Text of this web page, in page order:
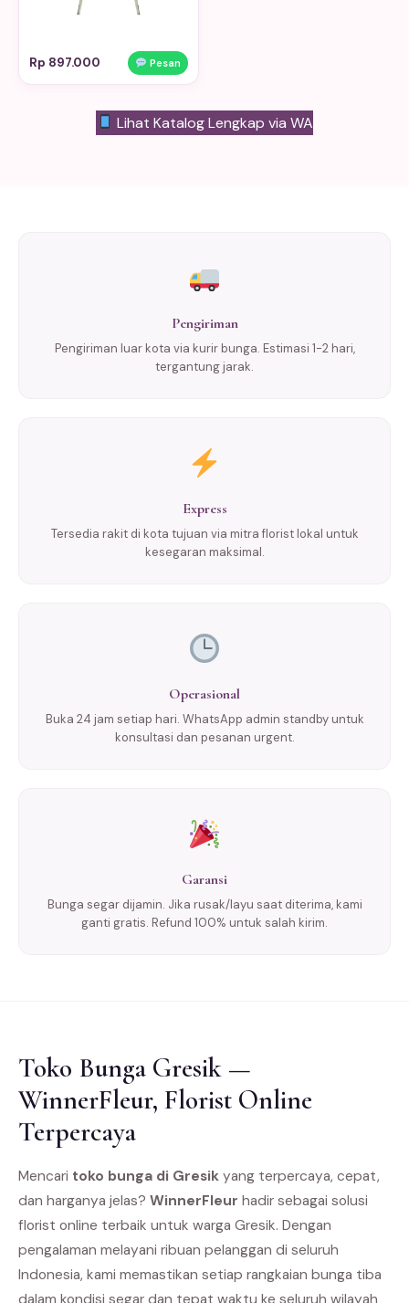
Rp 897.000 Pesan
Lihat Katalog Lengkap via WA
Pengiriman
Pengiriman luar kota via kurir bunga. Estimasi 1-2 hari,
tergantung jarak.
Express
Tersedia rakit di kota tujuan via mitra florist lokal untuk
kesegaran maksimal.
Operasional
Buka 24 jam setiap hari. WhatsApp admin standby untuk
konsultasi dan pesanan urgent.
Garansi
Bunga segar dijamin. Jika rusak/layu saat diterima, kami
ganti gratis. Refund 100% untuk salah kirim.
Toko Bunga Gresik —
WinnerFleur, Florist Online
Terpercaya
Mencari toko bunga di Gresik yang terpercaya, cepat,
dan harganya jelas? WinnerFleur hadir sebagai solusi
florist online terbaik untuk warga Gresik. Dengan
pengalaman melayani ribuan pelanggan di seluruh
Indonesia, kami memastikan setiap rangkaian bunga tiba
dalam kondisi segar dan tepat waktu ke seluruh wilayah